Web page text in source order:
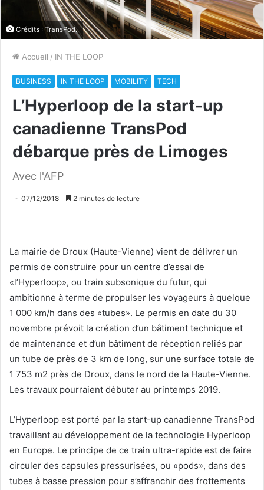
Crédits : TransPod.
Accueil / IN THE LOOP
BUSINESS IN THE LOOP MOBILITY TECH
L’Hyperloop de la start-up
canadienne TransPod
débarque près de Limoges
Avec l'AFP
07/12/2018 2 minutes de lecture
La mairie de Droux (Haute-Vienne) vient de délivrer un
permis de construire pour un centre d’essai de
«l’Hyperloop», ou train subsonique du futur, qui
ambitionne à terme de propulser les voyageurs à quelque
1 000 km/h dans des «tubes». Le permis en date du 30
novembre prévoit la création d’un bâtiment technique et
de maintenance et d’un bâtiment de réception reliés par
un tube de près de 3 km de long, sur une surface totale de
1 753 m2 près de Droux, dans le nord de la Haute-Vienne.
Les travaux pourraient débuter au printemps 2019.
L’Hyperloop est porté par la start-up canadienne TransPod
travaillant au développement de la technologie Hyperloop
en Europe. Le principe de ce train ultra-rapide est de faire
circuler des capsules pressurisées, ou «pods», dans des
tubes à basse pression pour s’affranchir des frottements